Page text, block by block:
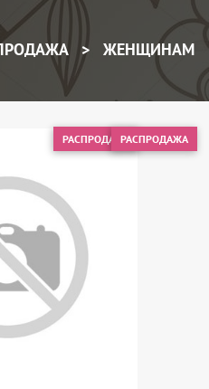
ЖЕНЩИНАМ
РАСПРОДАЖАРАСПРОДАЖА